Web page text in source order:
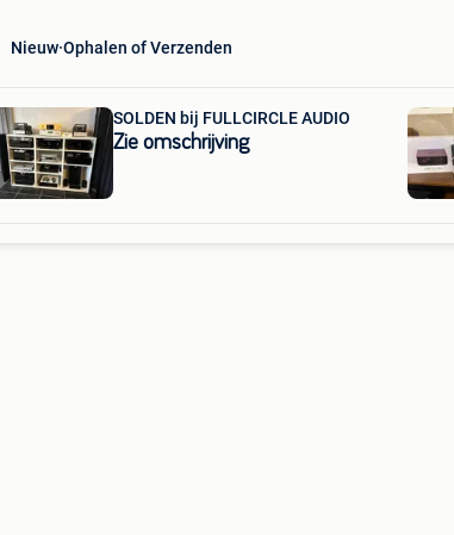
Nieuw Ophalen of Verzenden
SOLDEN bij FULLCIRCLE AUDIO
Zie omschrijving